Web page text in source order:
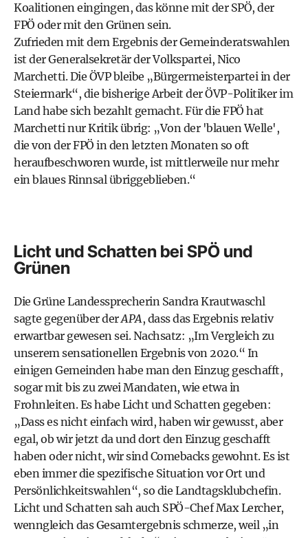
Koalitionen eingingen, das könne mit der SPÖ, der
FPÖ oder mit den Grünen sein.
Zufrieden mit dem Ergebnis der Gemeinderatswahlen
ist der Generalsekretär der Volkspartei, Nico
Marchetti. Die ÖVP bleibe „Bürgermeisterpartei in der
Steiermark“, die bisherige Arbeit der ÖVP-Politiker im
Land habe sich bezahlt gemacht. Für die FPÖ hat
Marchetti nur Kritik übrig: „Von der 'blauen Welle',
die von der FPÖ in den letzten Monaten so oft
heraufbeschworen wurde, ist mittlerweile nur mehr
ein blaues Rinnsal übriggeblieben.“
Licht und Schatten bei SPÖ und
Grünen
Die Grüne Landessprecherin Sandra Krautwaschl
sagte gegenüber derAPA, dass das Ergebnis relativ
erwartbar gewesen sei. Nachsatz: „Im Vergleich zu
unserem sensationellen Ergebnis von 2020.“ In
einigen Gemeinden habe man den Einzug geschafft,
sogar mit bis zu zwei Mandaten, wie etwa in
Frohnleiten. Es habe Licht und Schatten gegeben:
„Dass es nicht einfach wird, haben wir gewusst, aber
egal, ob wir jetzt da und dort den Einzug geschafft
haben oder nicht, wir sind Comebacks gewohnt. Es ist
eben immer die spezifische Situation vor Ort und
Persönlichkeitswahlen“, so die Landtagsklubchefin.
Licht und Schatten sah auch SPÖ-Chef Max Lercher,
wenngleich das Gesamtergebnis schmerze, weil „in